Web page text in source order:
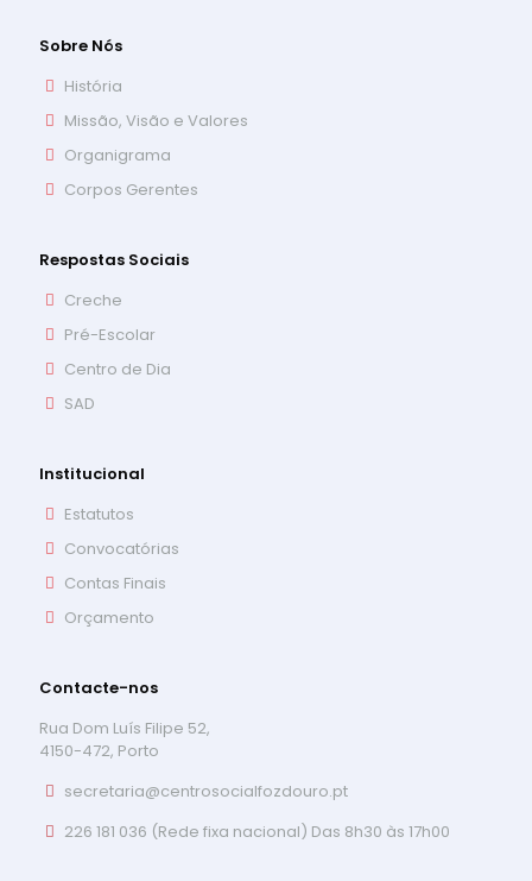
Sobre Nós
História
Missão, Visão e Valores
Organigrama
Corpos Gerentes
Respostas Sociais
Creche
Pré-Escolar
Centro de Dia
SAD
Institucional
Estatutos
Convocatórias
Contas Finais
Orçamento
Contacte-nos
Rua Dom Luís Filipe 52,
4150-472, Porto
secretaria@centrosocialfozdouro.pt
226 181 036 (Rede fixa nacional) Das 8h30 às 17h00